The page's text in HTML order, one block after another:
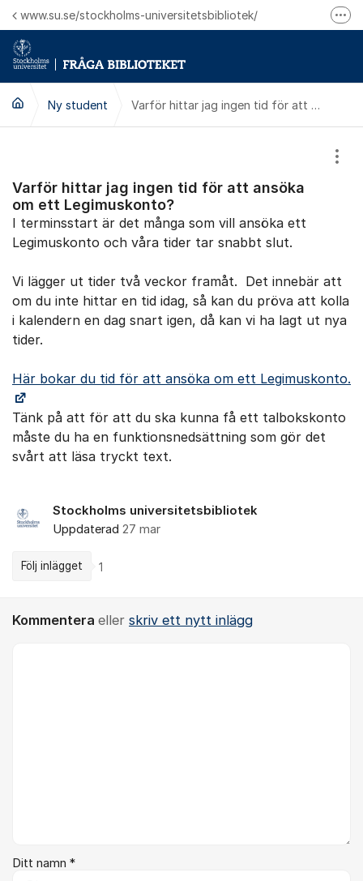
Hoppa till innehåll
www.su.se/stockholms-universitetsbibliotek/
Ny student Varför hittar jag ingen tid för att ansöka om ett Legimuskonto?
Varför hittar jag ingen tid för att ansöka
om ett Legimuskonto?
I terminsstart är det många som vill ansöka ett
Legimuskonto och våra tider tar snabbt slut.
Vi lägger ut tider två veckor framåt. Det innebär att
om du inte hittar en tid idag, så kan du pröva att kolla
i kalendern en dag snart igen, då kan vi ha lagt ​ut nya
tider.
Här bokar du tid för att ansöka om ett Legimuskonto.
Tänk på att för att du ska kunna få ett talbokskonto
måste du ha en funktionsnedsättning som gör det
svårt att läsa tryckt text.
Stockholms universitetsbibliotek
Uppdaterad 27 mar
Följ inlägget 1
Kommentera eller skriv ett nytt inlägg
Ditt namn *